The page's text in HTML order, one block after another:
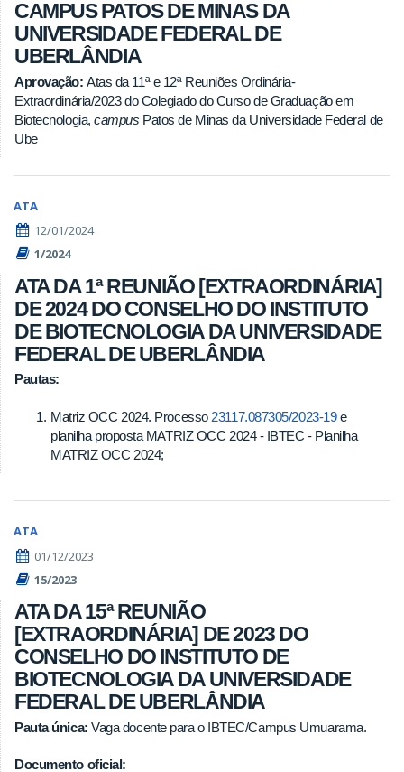
CAMPUS PATOS DE MINAS DA
UNIVERSIDADE FEDERAL DE
UBERLÂNDIA
Aprovação: Atas da 11ª e 12ª Reuniões Ordinária-
Extraordinária/2023 do Colegiado do Curso de Graduação em
Biotecnologia,campus Patos de Minas da Universidade Federal de
Ube
ATA
12/01/2024
1/2024
ATA DA 1ª REUNIÃO [EXTRAORDINÁRIA]
DE 2024 DO CONSELHO DO INSTITUTO
DE BIOTECNOLOGIA DA UNIVERSIDADE
FEDERAL DE UBERLÂNDIA
Pautas:
Matriz OCC 2024. Processo 23117.087305/2023-19e
planilha proposta MATRIZ OCC 2024 - IBTEC - Planilha
MATRIZ OCC 2024;
ATA
01/12/2023
15/2023
ATA DA 15ª REUNIÃO
[EXTRAORDINÁRIA] DE 2023 DO
CONSELHO DO INSTITUTO DE
BIOTECNOLOGIA DA UNIVERSIDADE
FEDERAL DE UBERLÂNDIA
Pauta única:Vaga docente para o IBTEC/Campus Umuarama.
Documento oficial: